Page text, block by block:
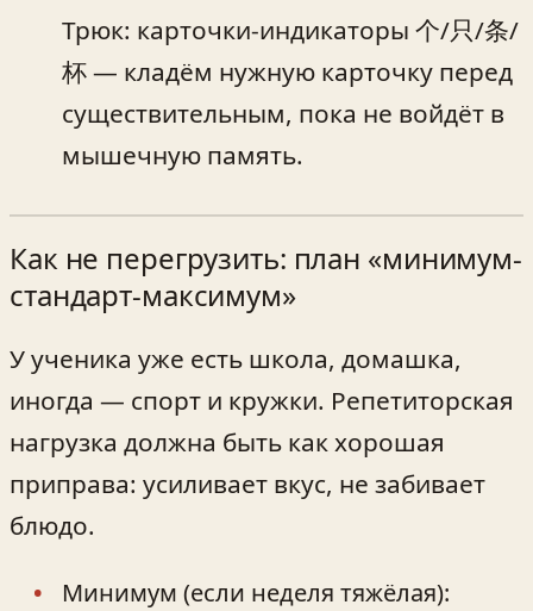
Трюк: карточки-индикаторы 个/只/条/
杯 — кладём нужную карточку перед
существительным, пока не войдёт в
мышечную память.
Как не перегрузить: план «минимум-
стандарт-максимум»
У ученика уже есть школа, домашка,
иногда — спорт и кружки. Репетиторская
нагрузка должна быть как хорошая
приправа: усиливает вкус, не забивает
блюдо.
Минимум (если неделя тяжёлая):